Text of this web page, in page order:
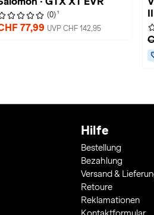
(0) 1
77,99 UVP CHF 142,95
Hilfe
Bestellung
Bezahlung
Versand &
Retoure
Reklamationen